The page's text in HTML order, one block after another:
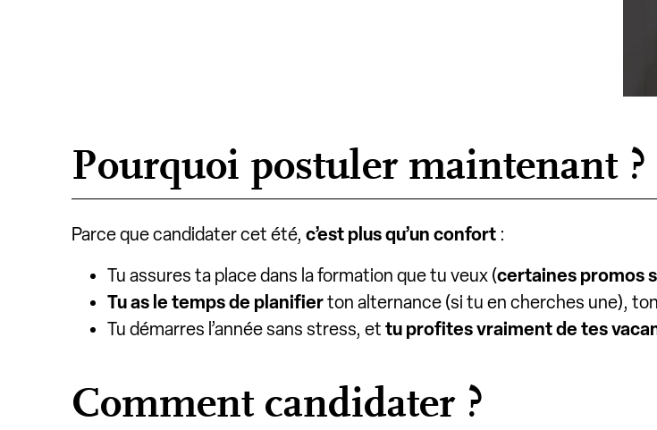
Pourquoi postuler maintenant ?
Parce que candidater cet été, c’est plus qu’un confort :
Tu assures ta place dans la formation que tu veux (certaines promos
Tu as le temps de planifierton alternance (si tu en cherches une),
Tu démarres l’année sans stress, et tu profites vraiment de tes
Comment candidater ?